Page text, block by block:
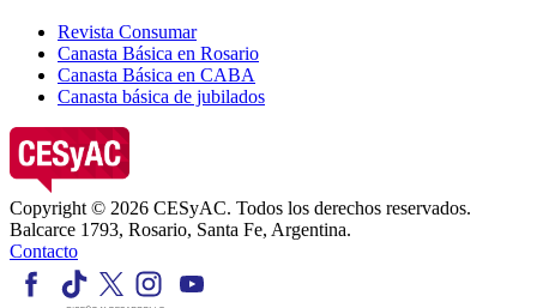
Revista Consumar
Canasta Básica en Rosario
Canasta Básica en CABA
Canasta básica de jubilados
Copyright © 2026 CESyAC. Todos los derechos reservados.
Balcarce 1793, Rosario, Santa Fe, Argentina.
Contacto